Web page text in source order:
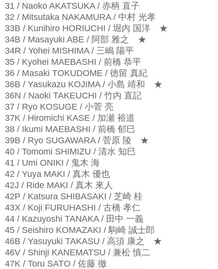
31 / Naoko AKATSUKA / 赤柄 直子
32 / Mitsutaka NAKAMURA / 中村 光孝
33B / Kunihiro HORIUCHI / 堀内 国洋 ★
34B / Masayuki ABE / 阿部 雅之
★
34R / Yohei MISHIMA / 三嶋 陽平
35 / Kyohei MAEBASHI / 前橋 恭平
36 / Masaki TOKUDOME / 徳留 真紀
36B / Yasukazu KOJIMA / 小島 靖和 ★
36N / Naoki TAKEUCHI / 竹内 直記
37 / Ryo KOSUGE / 小菅 亮
37K / Hiromichi KASE / 加瀬 裕道
38 / Ikumi MAEBASHI / 前橋 郁巳
39B / Ryo SUGAWARA / 菅原 陵 ★
40 / Tomomi SHIMIZU / 清水 知巳
41 / Umi ONIKI / 鬼木 海
42 / Yuya MAKI / 真木 優也
42J / Ride MAKI / 真木 來人
42P / Katsura SHIBASAKI / 芝崎 桂
43X / Koji FURUHASHI / 古橋 孝仁
44 / Kazuyoshi TANAKA / 田中 一義
45 / Seishiro KOMAZAKI / 駒崎 誠士郎
46B / Yasuyuki TAKASU / 高須 康之
★
46V / Shinji KANEMATSU / 兼松 慎二
47K / Toru SATO / 佐藤 徹